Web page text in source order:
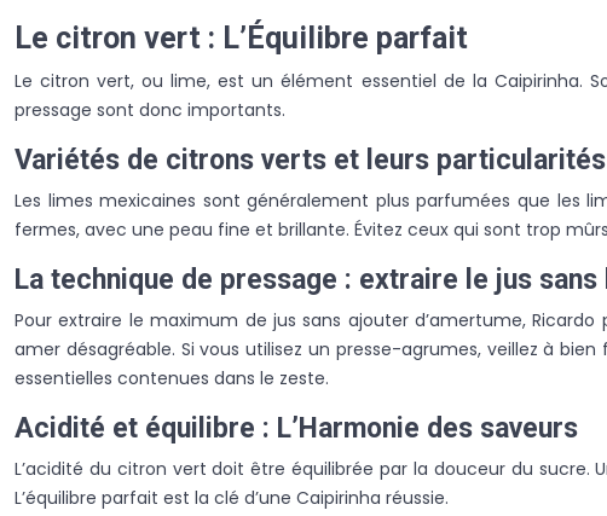
Le citron vert : L’Équilibre parfait
Le citron vert, ou lime, est un élément essentiel de la Caipirinha.
pressage sont donc importants.
Variétés de citrons verts et leurs particularités
Les limes mexicaines sont généralement plus parfumées que les
fermes, avec une peau fine et brillante. Évitez ceux qui sont trop
La technique de pressage : extraire le jus sans
Pour extraire le maximum de jus sans ajouter d’amertume,
amer désagréable. Si vous utilisez un presse-agrumes, veillez à
essentielles contenues dans le zeste.
Acidité et équilibre : L’Harmonie des saveurs
L’acidité du citron vert doit être équilibrée par la douceur du
L’équilibre parfait est la clé d’une Caipirinha réussie.